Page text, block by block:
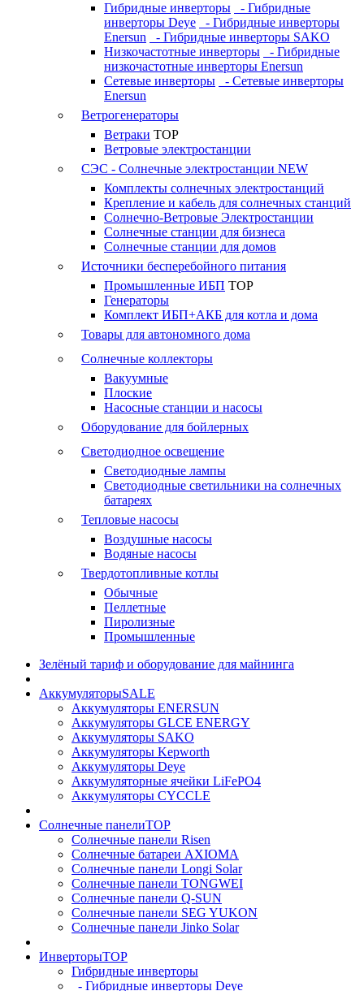
Гибридные инверторы
- Гибридные
инверторы Deye
- Гибридные инверторы
Enersun
- Гибридные инверторы SAKO
Низкочастотные инверторы
- Гибридные
низкочастотные инверторы Enersun
Сетевые инверторы
- Сетевые инверторы
Enersun
Ветрогенераторы
Ветраки TOP
Ветровые электростанции
СЭС - Солнечные электростанции NEW
Комплекты солнечных электростанций
Крепление и кабель для солнечных станций
Солнечно-Ветровые Электростанции
Солнечные станции для бизнеса
Солнечные станции для домов
Источники бесперебойного питания
Промышленные ИБП TOP
Генераторы
Комплект ИБП+АКБ для котла и дома
Товары для автономного дома
Солнечные коллекторы
Вакуумные
Плоские
Насосные станции и насосы
Оборудование для бойлерных
Светодиодное освещение
Светодиодные лампы
Светодиодные светильники на солнечных
батареях
Тепловые насосы
Воздушные насосы
Водяные насосы
Твердотопливные котлы
Обычные
Пеллетные
Пиролизные
Промышленные
Зелёный тариф и оборудование для майнинга
АккумуляторыSALE
Аккумуляторы ENERSUN
Аккумуляторы GLCE ENERGY
Аккумуляторы SAKO
Аккумуляторы Kepworth
Аккумуляторы Deye
Аккумуляторные ячейки LiFePO4
Аккумуляторы CYCCLE
Солнечные панелиTOP
Солнечные панели Risen
Солнечные батареи AXIOMA
Солнечные панели Longi Solar
Солнечные панели TONGWEI
Солнечные панели Q-SUN
Солнечные панели SEG YUKON
Солнечные панели Jinko Solar
ИнверторыTOP
Гибридные инверторы
- Гибридные инверторы Deye